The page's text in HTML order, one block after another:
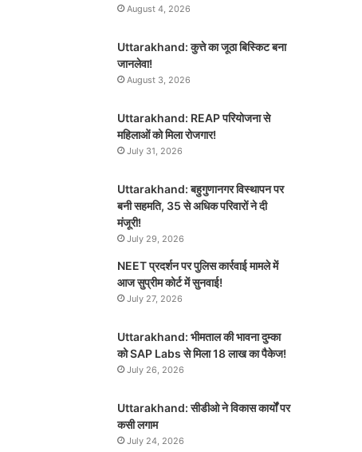
August 4, 2026
Uttarakhand: कुत्ते का जूठा बिस्किट बना
जानलेवा!
August 3, 2026
Uttarakhand: REAP परियोजना से
महिलाओं को मिला रोजगार!
July 31, 2026
Uttarakhand: बहुगुणानगर विस्थापन पर
बनी सहमति, 35 से अधिक परिवारों ने दी
मंजूरी!
July 29, 2026
NEET प्रदर्शन पर पुलिस कार्रवाई मामले में
आज सुप्रीम कोर्ट में सुनवाई!
July 27, 2026
Uttarakhand: भीमताल की भावना दुम्का
को SAP Labs से मिला 18 लाख का पैकेज!
July 26, 2026
Uttarakhand: सीडीओ ने विकास कार्यों पर
कसी लगाम
July 24, 2026